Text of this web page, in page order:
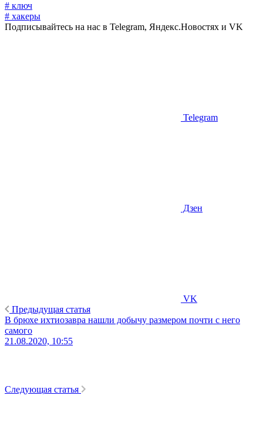
# ключ
# хакеры
Подписывайтесь на нас в Telegram, Яндекс.Новостях и VK
Telegram
Дзен
VK
Предыдущая статья
В брюхе ихтиозавра нашли добычу размером почти с него
самого
21.08.2020, 10:55
Следующая статья